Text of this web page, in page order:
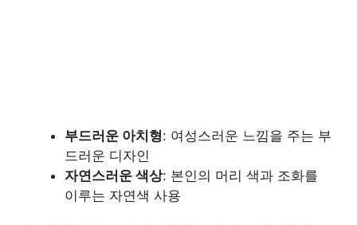
부드러운 아치형: 여성스러운 느낌을 주는 부
드러운 디자인
자연스러운 색상: 본인의 머리 색과 조화를
이루는 자연색 사용